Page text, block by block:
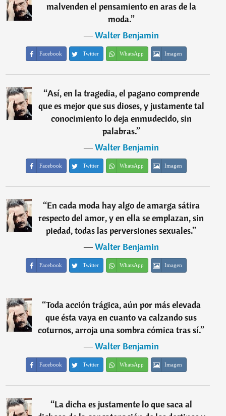
malvenden el pensamiento en aras de la
moda.”
―Walter Benjamin
Facebook Twitter WhatsApp Imagen
“Así, en la tragedia, el pagano comprende
que es mejor que sus dioses, y justamente tal
conocimiento lo deja enmudecido, sin
palabras.”
―Walter Benjamin
Facebook Twitter WhatsApp Imagen
“En cada moda hay algo de amarga sátira
respecto del amor, y en ella se emplazan, sin
piedad, todas las perversiones sexuales.”
―Walter Benjamin
Facebook Twitter WhatsApp Imagen
“Toda acción trágica, aún por más elevada
que ésta vaya en cuanto va calzando sus
coturnos, arroja una sombra cómica tras sí.”
―Walter Benjamin
Facebook Twitter WhatsApp Imagen
“La dicha es justamente lo que saca al